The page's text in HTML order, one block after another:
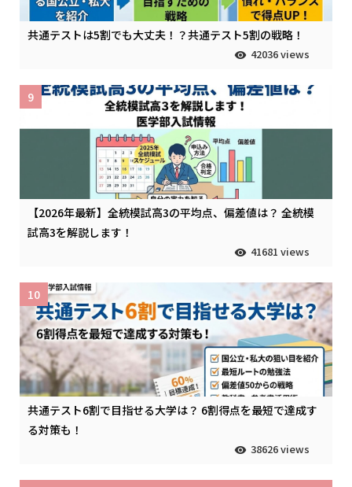
共通テストは5割でも大丈夫！？共通テスト5割の戦略！
42036 views
【2026年最新】全統模試高3の平均点、偏差値は？ 全統模
試高3を解説します！
41681 views
9
共通テスト6割で目指せる大学は？ 6割得点を最短で達成す
る対策も！
38626 views
10